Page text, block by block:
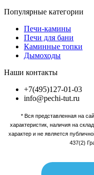
Популярные категории
Печи-камины
Печи для бани
Каминные топки
Дымоходы
Наши контакты
+7(495)127-01-03
info@pechi-tut.ru
* Вся представленная на
характеристик, наличия на
характер и не является
437(2)